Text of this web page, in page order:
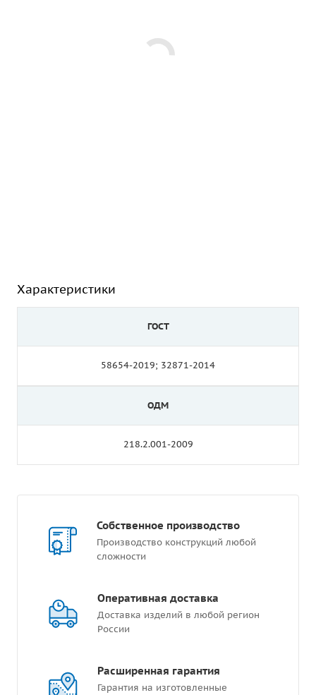
Характеристики
ГОСТ
58654-2019; 32871-2014
ОДМ
218.2.001-2009
Собственное производство
Производство конструкций любой
сложности
Оперативная доставка
Доставка изделий в любой регион
России
Расширенная гарантия
Гарантия на изготовленные